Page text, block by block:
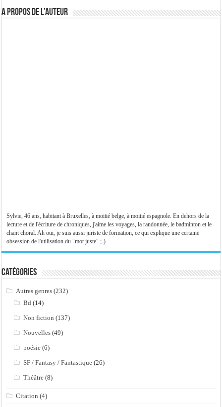
A propos de l’auteur
Sylvie, 46 ans, habitant à Bruxelles, à moitié belge, à moitié espagnole. En dehors de la
lecture et de l'écriture de chroniques, j'aime les voyages, la randonnée, le badminton et le
chant choral. Ah oui, je suis aussi juriste de formation, ce qui explique une certaine
obsession de l'utilisation du "mot juste" ;-)
Catégories
Autres genres (232)
Bd (14)
Non fiction (137)
Nouvelles (49)
poésie (6)
SF / Fantasy / Fantastique (26)
Théâtre (8)
Citation (4)